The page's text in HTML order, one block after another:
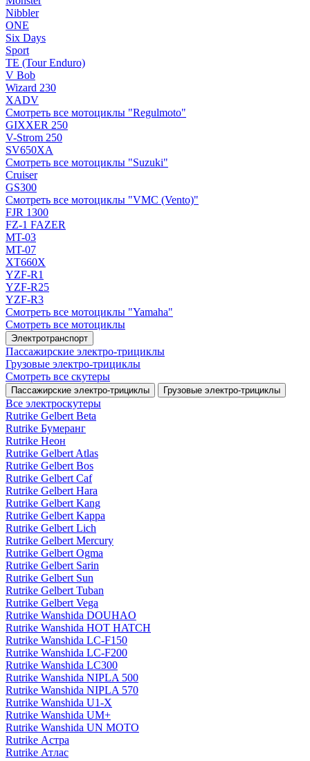
Nibbler
ONE
Six Days
Sport
TE (Tour Enduro)
V Bob
Wizard 230
XADV
Смотреть все мотоциклы "Regulmoto"
GIXXER 250
V-Strom 250
SV650XA
Смотреть все мотоциклы "Suzuki"
Cruiser
GS300
Смотреть все мотоциклы "VMC (Vento)"
FJR 1300
FZ-1 FAZER
MT-03
MT-07
XT660X
YZF-R1
YZF-R25
YZF-R3
Смотреть все мотоциклы "Yamaha"
Смотреть все мотоциклы
Электротранспорт
Пассажирские электро‑трициклы
Грузовые электро‑трициклы
Смотреть все скутеры
Пассажирские электро‑трициклы Грузовые электро‑трициклы
Все электро­скутеры
Rutrike Gelbert Beta
Rutrike Бумеранг
Rutrike Неон
Rutrike Gelbert Atlas
Rutrike Gelbert Bos
Rutrike Gelbert Caf
Rutrike Gelbert Hara
Rutrike Gelbert Kang
Rutrike Gelbert Kappa
Rutrike Gelbert Lich
Rutrike Gelbert Mercury
Rutrike Gelbert Ogma
Rutrike Gelbert Sarin
Rutrike Gelbert Sun
Rutrike Gelbert Tuban
Rutrike Gelbert Vega
Rutrike Wanshida DOUHAO
Rutrike Wanshida HOT HATCH
Rutrike Wanshida LC-F150
Rutrike Wanshida LC-F200
Rutrike Wanshida LC300
Rutrike Wanshida NIPLA 500
Rutrike Wanshida NIPLA 570
Rutrike Wanshida U1-X
Rutrike Wanshida UM+
Rutrike Wanshida UN MOTO
Rutrike Астра
Rutrike Атлас